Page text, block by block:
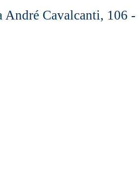
André Cavalcanti, 106